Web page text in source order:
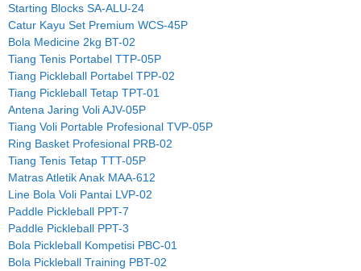
Starting Blocks SA-ALU-24
Catur Kayu Set Premium WCS-45P
Bola Medicine 2kg BT-02
Tiang Tenis Portabel TTP-05P
Tiang Pickleball Portabel TPP-02
Tiang Pickleball Tetap TPT-01
Antena Jaring Voli AJV-05P
Tiang Voli Portable Profesional TVP-05P
Ring Basket Profesional PRB-02
Tiang Tenis Tetap TTT-05P
Matras Atletik Anak MAA-612
Line Bola Voli Pantai LVP-02
Paddle Pickleball PPT-7
Paddle Pickleball PPT-3
Bola Pickleball Kompetisi PBC-01
Bola Pickleball Training PBT-02